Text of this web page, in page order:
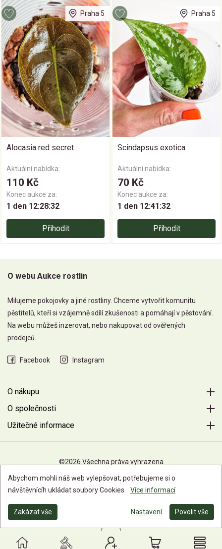
Praha 5
Alocasia red secret
Aktuální nabídka:
110 Kč
Konec aukce za:
1 den 12:28:31
Přihodit
Praha 5
Scindapsus exotica
Aktuální nabídka:
70 Kč
Konec aukce za:
1 den 12:41:31
Přihodit
O webu Aukce rostlin
Milujeme pokojovky a jiné rostliny. Chceme vytvořit komunitu
pěstitelů, kteří si vzájemně sdílí zkušenosti a pomáhají v pěstování.
Na webu můžeš inzerovat, nebo nakupovat od ověřených
prodejců.
Facebook Instagram
O nákupu
O společnosti
Užitečné informace
©2026 Všechna práva vyhrazena
Abychom mohli náš web vylepšovat, potřebujeme si o
návštěvnícíh ukládat soubory Cookies.
Více informací
Zakázat vše Nastavení Povolit vše